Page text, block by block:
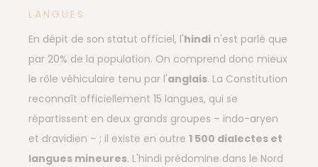
LANGUES
En dépit de son statut officiel, l'hindi n'est parlé que
par 20% de la population. On comprend donc mieux
le rôle véhiculaire tenu par l'anglais. La Constitution
reconnaît officiellement 15 langues, qui se
répartissent en deux grands groupes – indo-aryen
et dravidien – ; il existe en outre 1 500 dialectes et
langues mineures. L'hindi prédomine dans le Nord